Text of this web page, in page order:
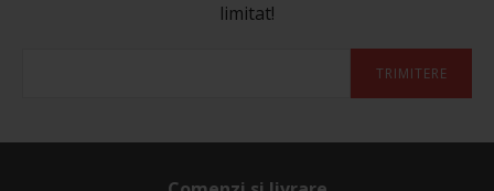
limitat!
TRIMITERE